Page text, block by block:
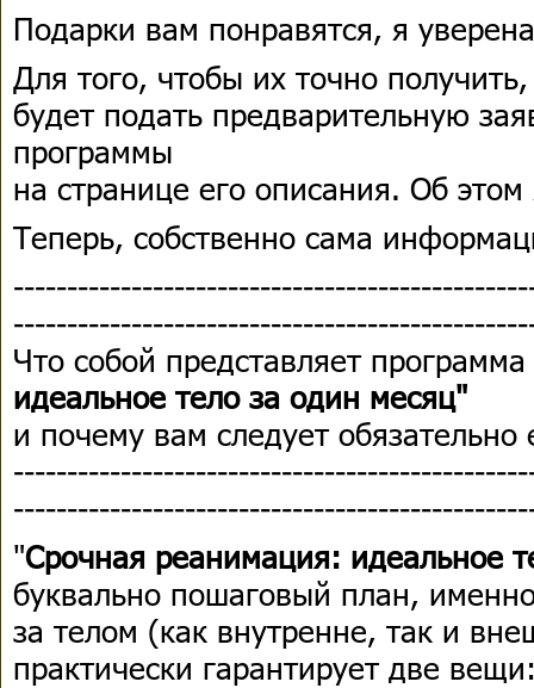
Подарки вам понравятся, я
Для того, чтобы их точно
будет подать предварительную
программы
на странице его описания. Об
Теперь, собственно сама
Что собой представляет
идеальное тело за один месяц"
и почему вам следует обязательно
"Срочная реанимация: идеальное
буквально пошаговый план,
за телом (как внутренне, так и
практически гарантирует две